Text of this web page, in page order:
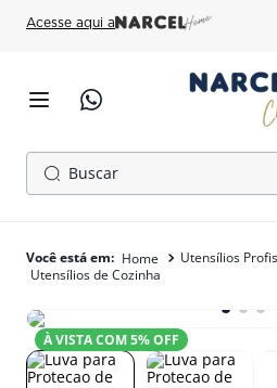
Acesse aqui a
Buscar
Utensílios
Utensílios de Cozinha
À VISTA COM5% OFF
1º
cafeteira
3º
freezer
4º
fogão